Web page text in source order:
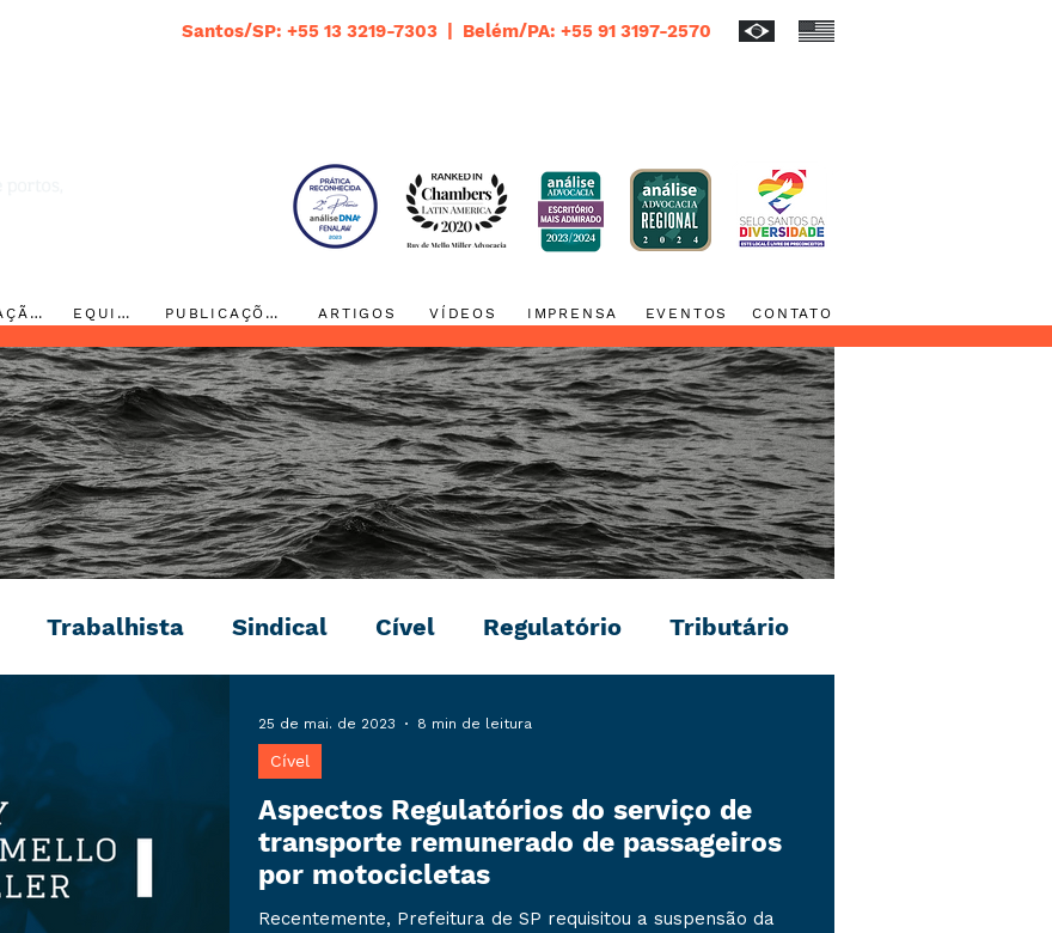
Santos/SP: +55 13 3219-7303 | Belém/PA: +55 91 3197-2570
ATUAÇÃO EQUIPE PUBLICAÇÕES ARTIGOS VÍDEOS IMPRENSA EVENTOS CONTATO
Trabalhista Sindical Cível Regulatório Tributário
Digital Eventos
Aspectos Regulatórios do serviço de
transporte remunerado de passageiros
por motocicletas
Recentemente, Prefeitura de SP requisitou a suspensão da
Cível
25 de mai. de 2023 8 min de leitura